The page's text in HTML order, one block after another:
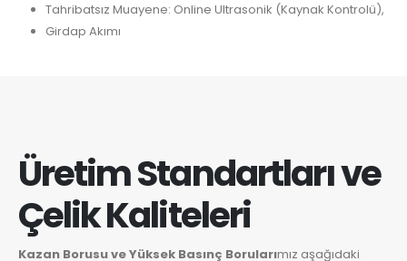
Tahribatsız Muayene: Online Ultrasonik (Kaynak Kontrolü),
Girdap Akımı
Üretim Standartları ve
Çelik Kaliteleri
Kazan Borusu ve Yüksek Basınç Borularımız aşağıdaki